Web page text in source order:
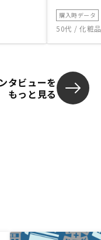
購入時データ
50代 / 化粧
タビューを
もっと見る